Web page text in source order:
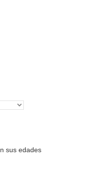
sus edades